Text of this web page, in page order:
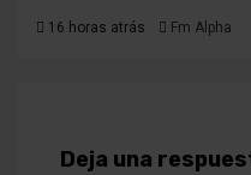
16 horas atrás Fm Alpha
Deja una